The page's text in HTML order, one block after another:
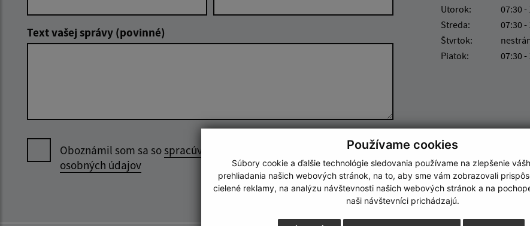
Používame cookies
Súbory cookie a ďalšie technológie sledovania používame na zlepšenie
prehliadania našich webových stránok, na to, aby sme vám zobrazovali
cielené reklamy, na analýzu návštevnosti našich webových stránok a na
naši návštevníci prichádzajú.
Text vašej správy (povinné)
Oboznámil som sa sospracúvaním
osobných údajov
Google reCaptcha Response
Odoslať správu
Utorok:
07:30 -
Streda:
07:30 -
Štvrtok:
Piatok:
07:30 -